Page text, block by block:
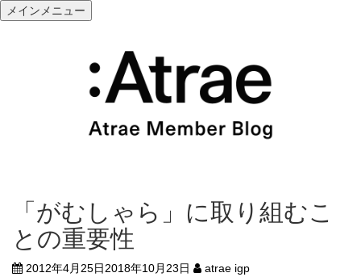
ニ
メインメニュー
「がむしゃら」に取り組むこ
との重要性
2012年4月25日2018年10月23日
atrae igp